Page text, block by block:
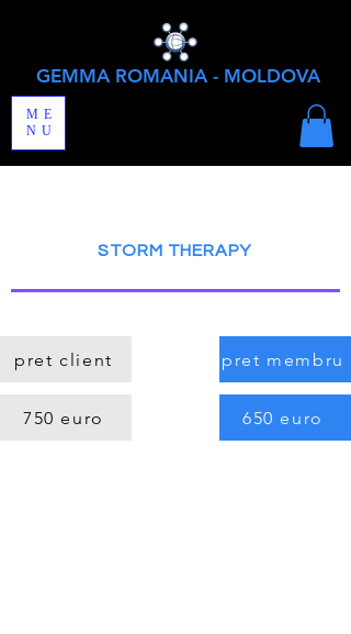
GEMMA ROMANIA - MOLDOVA
ME
NU
STORM THERAPY
pret client
750 euro
pret membru
650 euro